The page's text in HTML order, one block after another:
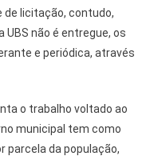
de licitação, contudo,
UBS não é entregue, os
e periódica, através
o trabalho voltado ao
municipal tem como
parcela da população,